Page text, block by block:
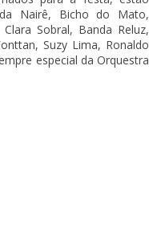
Nairê, Bicho do Mato,
Sobral, Banda Reluz,
Suzy Lima, Ronaldo
especial da Orquestra